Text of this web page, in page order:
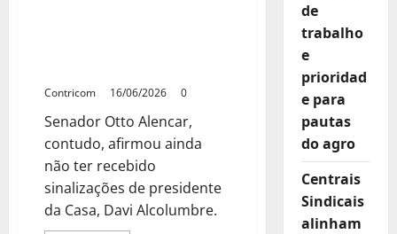
insalubres
Contricom 16/06/2026 0
Senador Otto Alencar,
contudo, afirmou ainda
não ter recebido
sinalizações de presidente
da Casa, Davi Alcolumbre.
de
trabalho
e
prioridad
e para
pautas
do agro
Centrais
Sindicais
alinham